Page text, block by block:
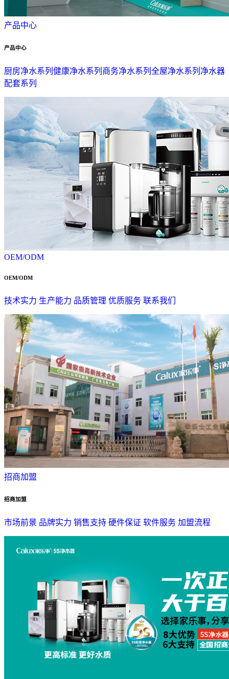
产品中心
产品中心
厨房净水系列 健康净水系列 商务净水系列 全屋净水系列 净水器
配套系列
OEM/ODM
OEM/ODM
技术实力 生产能力 品质管理 优质服务 联系我们
招商加盟
招商加盟
市场前景 品牌实力 销售支持 硬件保证 软件服务 加盟流程